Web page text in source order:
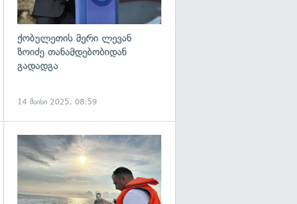
ქობულეთის მერი ლევან
ზოიძე თანამდებობიდან
გადადგა
14 მაისი 2025, 08:59
გადახედვა